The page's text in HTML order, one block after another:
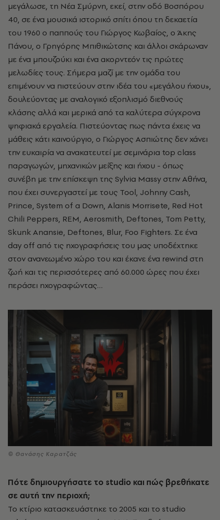
μεγάλωσε, τη Νέα Σμύρνη, εκεί, στην οδό Βοσπόρου
40, σε ένα μουσικά ιστορικό σπίτι όπου τη δεκαετία
του 1960 ο παππούς του Γιώργος Κωβαίος, ο Άκης
Πάνου, ο Γρηγόρης Μπιθικώτσης και άλλοι σκάρωναν
με ένα μπουζούκι και ένα ακορντεόν τις πρώτες
μελωδίες τους. Σήμερα μαζί με την ομάδα του
επιμένουν να πιστεύουν στην ιδέα του «μεγάλου ήχου»,
δουλεύοντας με αναλογικό εξοπλισμό διεθνούς
κλάσης αλλά και μερικά από τα καλύτερα σύγχρονα
ψηφιακά εργαλεία. Πιστεύοντας πως πάντα έχεις να
μάθεις κάτι καινούργιο, ο Γιώργος Ασπιώτης δεν χάνει
την ευκαιρία να ανακατευτεί με σεμινάρια top class
παραγωγών, μηχανικών μείξης και ήχου - όπως
συνέβη με την επίσκεψη της Sylvia Massy στην Αθήνα,
που έχει συνεργαστεί με τους Tool, Johnny Cash,
Prince, System of a Down, Alanis Morrisete, Red Hot
Chili Peppers, REM, Aerosmith, Deftones, Tom Petty,
Skunk Anansie, Deftones, Blur, Foo Fighters. Σε ένα
day off από τις ηχογραφήσεις του μας υποδέχτηκε
στον ανανεωμένο χώρο του και έκανε ένα rewind στη
ζωή και τις περισσότερες από 60.000 ώρες που έχει
περάσει ηχογραφώντας…
© Θανάσης Καρατζάς
Πότε δημιουργήσατε το studio και πώς βρεθήκατε
σε αυτή την περιοχή;
Το κτίριο κατασκευάστηκε το 2005 και το studio